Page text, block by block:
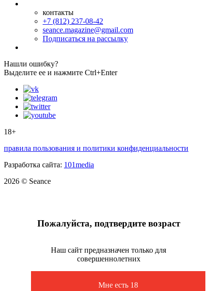
контакты
+7 (812) 237-08-42
seance.magazine@gmail.com
Подписаться на рассылку
Нашли ошибку?
Выделите ее и нажмите Ctrl+Enter
18+
правила пользования и политики конфиденциальности
Разработка сайта: 101media
2026 © Seance
Пожалуйста, подтвердите возраст
Наш сайт предназначен только для
совершеннолетних
Мне есть 18